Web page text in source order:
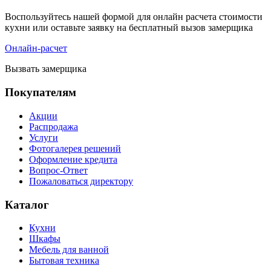
Воспользуйтесь нашей формой для онлайн расчета стоимости
кухни или оставьте заявку на бесплатный вызов замерщика
Онлайн-расчет
Вызвать замерщика
Покупателям
Акции
Распродажа
Услуги
Фотогалерея решений
Оформление кредита
Вопрос-Ответ
Пожаловаться директору
Каталог
Кухни
Шкафы
Мебель для ванной
Бытовая техника